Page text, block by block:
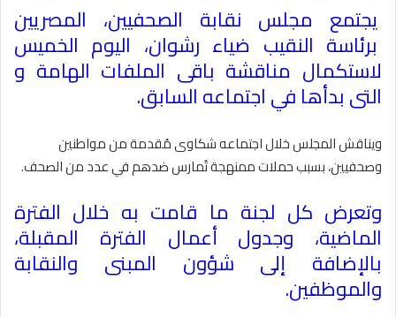
يجتمع مجلس نقابة الصحفيين، المصريين
برئاسة النقيب ضياء رشوان، اليوم الخميس
لاستكمال مناقشة باقى الملفات الهامة و
التى بدأها في اجتماعه السابق.
ويناقش المجلس خلال اجتماعه شكاوى مُقدمة من مواطنين
وصحفيين، بسبب حملات ممنهجة تُمارس ضدهم في عدد من الصحف.
وتعرض كل لجنة ما قامت به خلال الفترة
الماضية، وجدول أعمال الفترة المقبلة،
بالإضافة إلى شؤون المبنى والنقابة
والموظفين.